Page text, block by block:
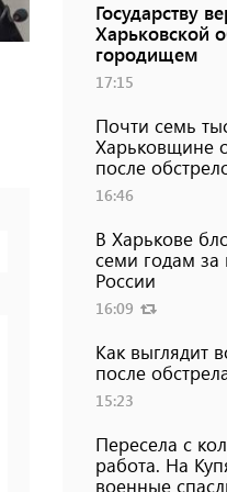
Государству
Харьковской
городищем
17:15
Почти семь
Харьковщине
после
16:46
В Харькове
семи годам
России
16:09
Как выглядит
после
15:23
Пересела с
работа. На
военные